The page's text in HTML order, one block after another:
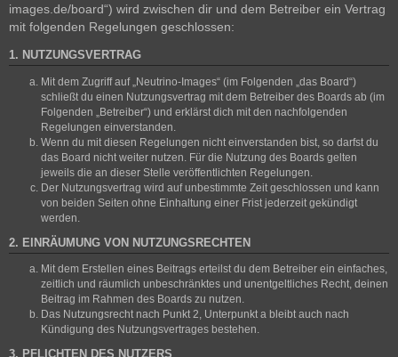
images.de/board“) wird zwischen dir und dem Betreiber ein Vertrag
mit folgenden Regelungen geschlossen:
1. NUTZUNGSVERTRAG
Mit dem Zugriff auf „Neutrino-Images“ (im Folgenden „das Board“)
schließt du einen Nutzungsvertrag mit dem Betreiber des Boards ab (im
Folgenden „Betreiber“) und erklärst dich mit den nachfolgenden
Regelungen einverstanden.
Wenn du mit diesen Regelungen nicht einverstanden bist, so darfst du
das Board nicht weiter nutzen. Für die Nutzung des Boards gelten
jeweils die an dieser Stelle veröffentlichten Regelungen.
Der Nutzungsvertrag wird auf unbestimmte Zeit geschlossen und kann
von beiden Seiten ohne Einhaltung einer Frist jederzeit gekündigt
werden.
2. EINRÄUMUNG VON NUTZUNGSRECHTEN
Mit dem Erstellen eines Beitrags erteilst du dem Betreiber ein einfaches,
zeitlich und räumlich unbeschränktes und unentgeltliches Recht, deinen
Beitrag im Rahmen des Boards zu nutzen.
Das Nutzungsrecht nach Punkt 2, Unterpunkt a bleibt auch nach
Kündigung des Nutzungsvertrages bestehen.
3. PFLICHTEN DES NUTZERS